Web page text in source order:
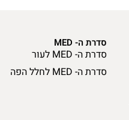
סדרת ה- MED
סדרת ה- MED לעור
סדרת ה- MED לחלל הפה